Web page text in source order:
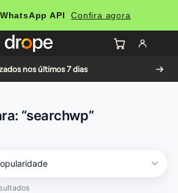
API Confira agora
nos últimos 7 dias
“searchwp”